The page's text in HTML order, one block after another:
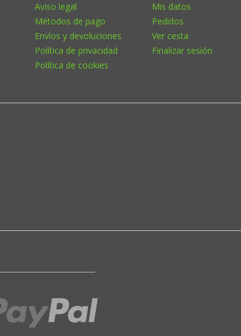
Aviso legal
Métodos de pago
Envíos y devoluciones
Política de privacidad
Política de cookies
Mis datos
Pedidos
Ver cesta
Finalizar sesión